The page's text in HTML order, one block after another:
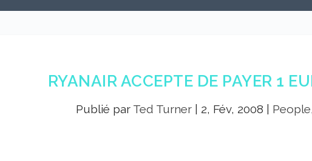
RYANAIR ACCEPTE DE PAYER 1
Publié par Ted Turner 2, Fév, 2008